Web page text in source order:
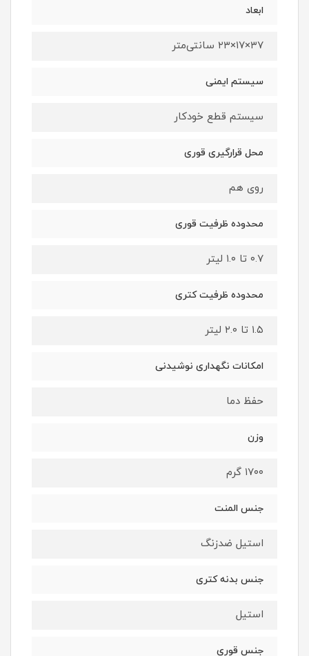
ابعاد
۳۷×۱۷×۲۳ سانتی‌متر
سیستم ایمنی
سیستم قطع خودکار
محل قرارگیری قوری
روی هم
محدوده ظرفیت قوری
۰.۷ تا ۱.۰ لیتر
محدوده ظرفیت کتری
۱.۵ تا ۲.۰ لیتر
امکانات نگهداری نوشیدنی
حفظ دما
وزن
۱۷۰۰ گرم
جنس المنت
استیل ضدزنگ
جنس بدنه‌ کتری
استیل
جنس قوری